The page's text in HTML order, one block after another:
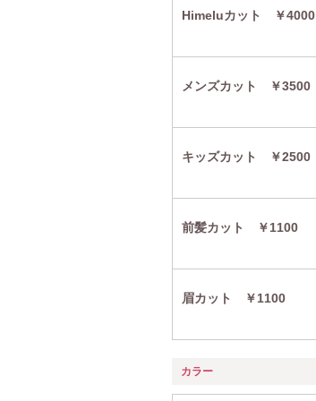
Himeluカット ￥4000
メンズカット ￥3500
キッズカット ￥2500
前髪カット ￥1100
眉カット ￥1100
カラー